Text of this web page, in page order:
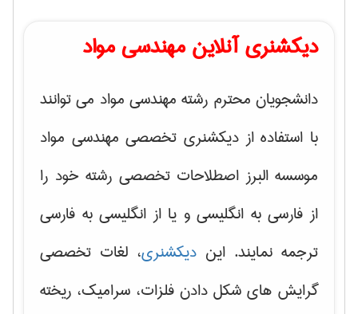
دیکشنری آنلاین مهندسی مواد
دانشجویان محترم رشته مهندسی مواد می توانند
با استفاده از دیکشنری تخصصی مهندسی مواد
موسسه البرز اصطلاحات تخصصی رشته خود را
از فارسی به انگلیسی و یا از انگلیسی به فارسی
ترجمه نمایند. این دیکشنری، لغات تخصصی
گرایش های شکل دادن فلزات، سرامیک، ریخته